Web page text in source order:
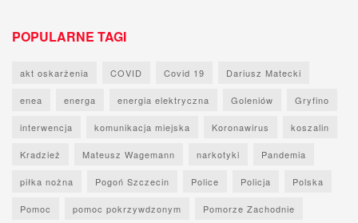
POPULARNE TAGI
akt oskarżenia COVID Covid 19 Dariusz Matecki
enea energa energia elektryczna Goleniów Gryfino
interwencja komunikacja miejska Koronawirus koszalin
Kradzież Mateusz Wagemann narkotyki Pandemia
piłka nożna Pogoń Szczecin Police Policja Polska
Pomoc pomoc pokrzywdzonym Pomorze Zachodnie